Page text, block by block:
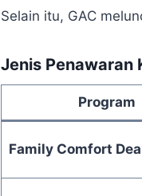
Selain itu, GAC
Jenis Penawaran
Program
Family Comfort